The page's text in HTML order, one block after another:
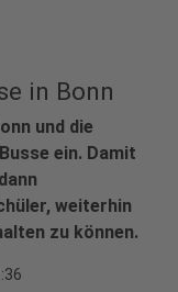
in Bonn
und die
ein. Damit
weiterhin
zu können.